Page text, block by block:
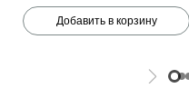
Добавить в корзину